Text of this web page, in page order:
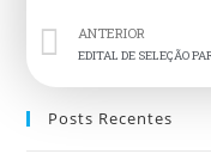
ANTERIOR
Posts Recentes